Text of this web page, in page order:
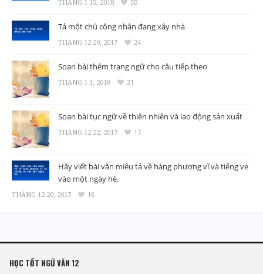
THÁNG 1 15, 2018 50
Tả một chú công nhân đang xây nhà
THÁNG 12 20, 2017 24
Soạn bài thêm trạng ngữ cho câu tiếp theo
THÁNG 1 1, 2018 21
Soạn bài tục ngữ về thiên nhiên và lao động sản xuất
THÁNG 12 22, 2017 17
Hãy viết bài văn miêu tả về hàng phượng vĩ và tiếng ve
vào một ngày hè.
THÁNG 12 20, 2017 16
HỌC TỐT NGỮ VĂN 12